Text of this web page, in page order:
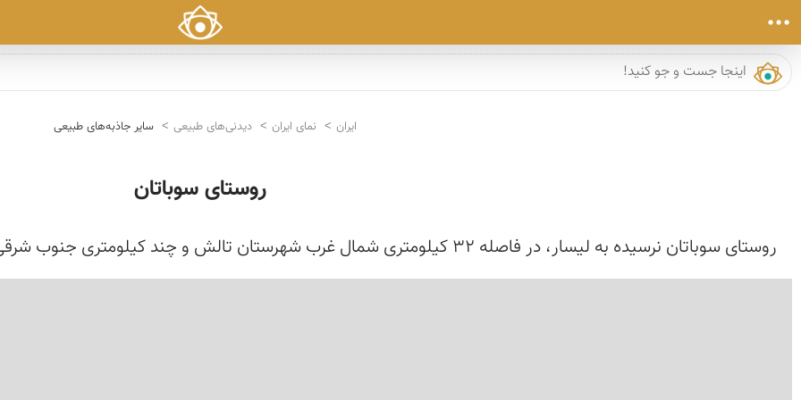
ایران نمای ایران دیدنی‌های طبیعی سایر جاذبه‌های طبیعی
روستای سوباتان
روستای سوباتان نرسیده به لیسار، در فاصله ۳۲ کیلومتری شمال‌ غرب شهرستان تالش و چند کیلومتری جنوب شرقی دریاچه نئور اردبیل قراردارد. سوباتان دارای جمعیت ...